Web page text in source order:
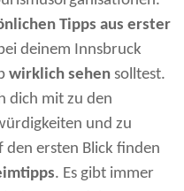
Tipps aus erster
deinem Innsbruck
wirklich sehen solltest.
dich mit zu den
und zu
ersten Blick finden
. Es gibt immer